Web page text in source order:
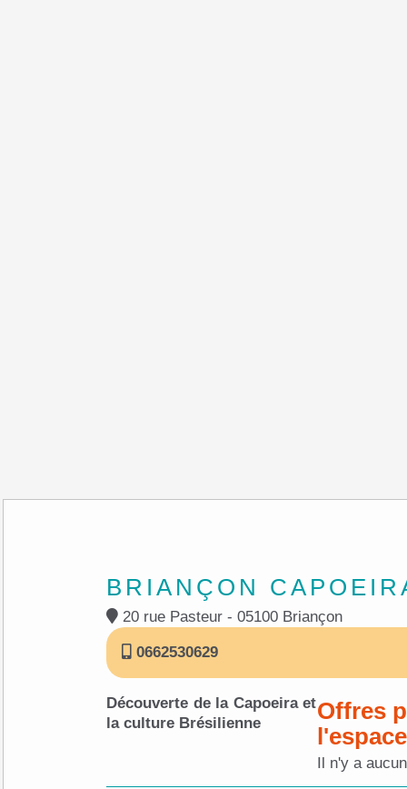
BRIANÇON
20 rue Pasteur - 05100 Briançon
0662530629
Découverte de la Capoeira et
la culture Brésilienne
Offres
Il n'y a